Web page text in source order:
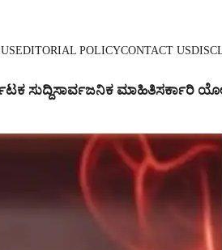
EDITORIAL POLICYCONTACT US
ಸುದ್ದಿಸಾರ್ವಜನಿಕ ಮಾಹಿತಿಸರ್ಕಾರಿ